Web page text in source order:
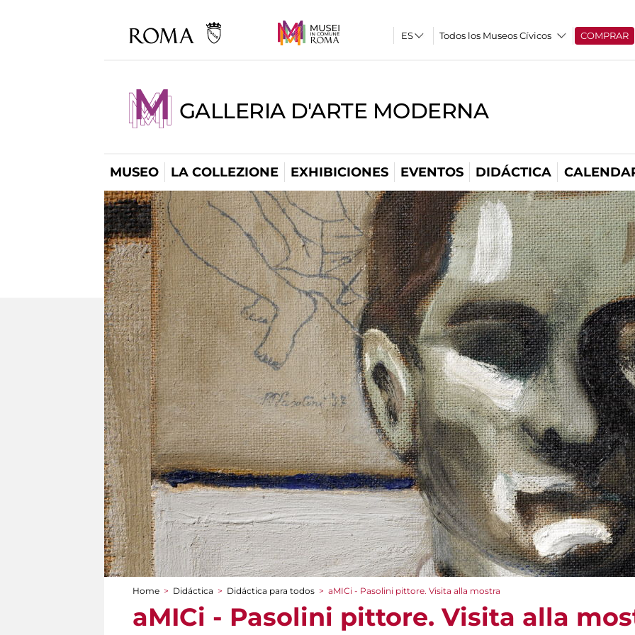
Todos los Museos Cívicos COMPRAR
GALLERIA D'ARTE MODERNA
MUSEO LA COLLEZIONE EXHIBICIONES EVENTOS DIDÁCTICA
You are here
Home > Didáctica > Didáctica para todos > aMICi - Pasolini pittore. Visita alla mostra
aMICi - Pasolini pittore. Visita alla